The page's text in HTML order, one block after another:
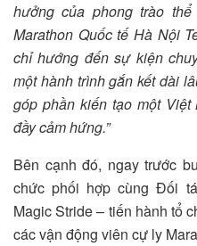
hưởng của phong trào
Marathon Quốc tế Hà Nội
chỉ hướng đến sự kiện
một hành trình gắn kết dài
góp phần kiến tạo một
đầy cảm hứng.”
Bên cạnh đó, ngay trước
chức phối hợp cùng Đối
Magic Stride – tiến hành tổ
các vận động viên cự ly